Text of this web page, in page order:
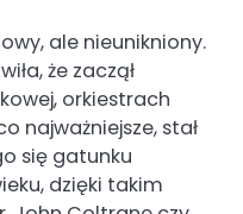
ale nieunikniony.
że zaczął
orkiestrach
najważniejsze, stał
się gatunku
dzięki takim